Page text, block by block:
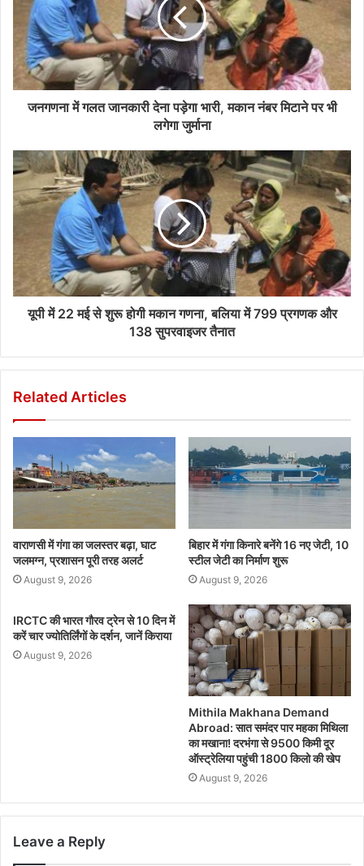
जनगणना में गलत जानकारी देना पड़ेगा भारी, मकान नंबर मिटाने पर भी
लगेगा जुर्माना
यूपी में 22 मई से शुरू होगी मकान गणना, बलिया में 799 प्रगणक और
138 सुपरवाइजर तैनात
Related Articles
वाराणसी में गंगा का जलस्तर बढ़ा, घाट
जलमग्न, प्रशासन पूरी तरह अलर्ट
August 9, 2026
बिहार में गंगा किनारे बनेंगे 16 नए जेटी, 10
स्टील जेटी का निर्माण शुरू
August 9, 2026
IRCTC की भारत गौरव ट्रेन से 10 दिन में
करें चार ज्योतिर्लिंगों के दर्शन, जानें किराया
August 9, 2026
Mithila Makhana Demand
Abroad: सात समंदर पार महका मिथिला
का मखाना! दरभंगा से 9500 किमी दूर
ऑस्ट्रेलिया पहुंची 1800 किलो की खेप
August 9, 2026
Leave a Reply